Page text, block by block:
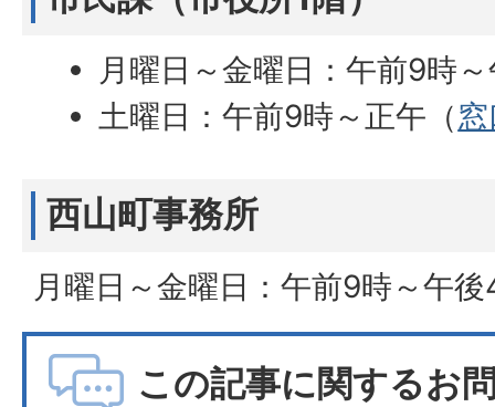
月曜日～金曜日：午前9時
土曜日：午前9時～正午（
西山町事務所
月曜日～金曜日：午前9時～午
この記事に関するお